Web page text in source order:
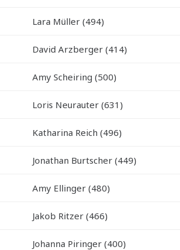
Lara Müller (494)
David Arzberger (414)
Amy Scheiring (500)
Loris Neurauter (631)
Katharina Reich (496)
Jonathan Burtscher (449)
Amy Ellinger (480)
Jakob Ritzer (466)
Johanna Piringer (400)